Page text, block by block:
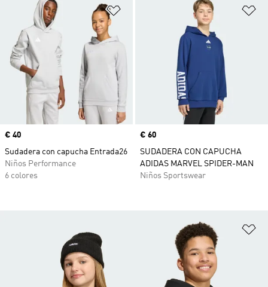
Añadir a la lista de deseos
Precio
€ 40
Sudadera con capucha Entrada26
Niños Performance
6 colores
Precio
€ 60
SUDADERA CON CAPUCHA
ADIDAS MARVEL SPIDER-MAN
Niños Sportswear